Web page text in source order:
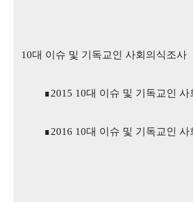
10대 이슈 및 기독교인 사회의식조사
∎2015 10대 이슈 및 기독교인 사
∎2016 10대 이슈 및 기독교인 사